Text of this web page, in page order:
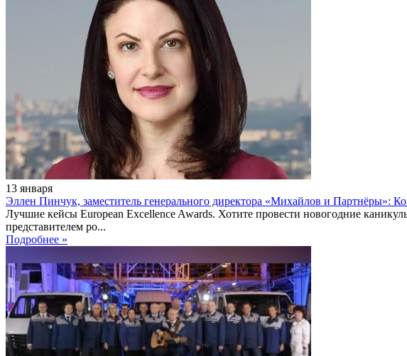
13 января
Эллен Пинчук, заместитель генерального директора «Михайлов и Партнёры»:
Лучшие кейсы European Excellence Awards. Хотите провести новогодние
представителем ро...
Подробнее »